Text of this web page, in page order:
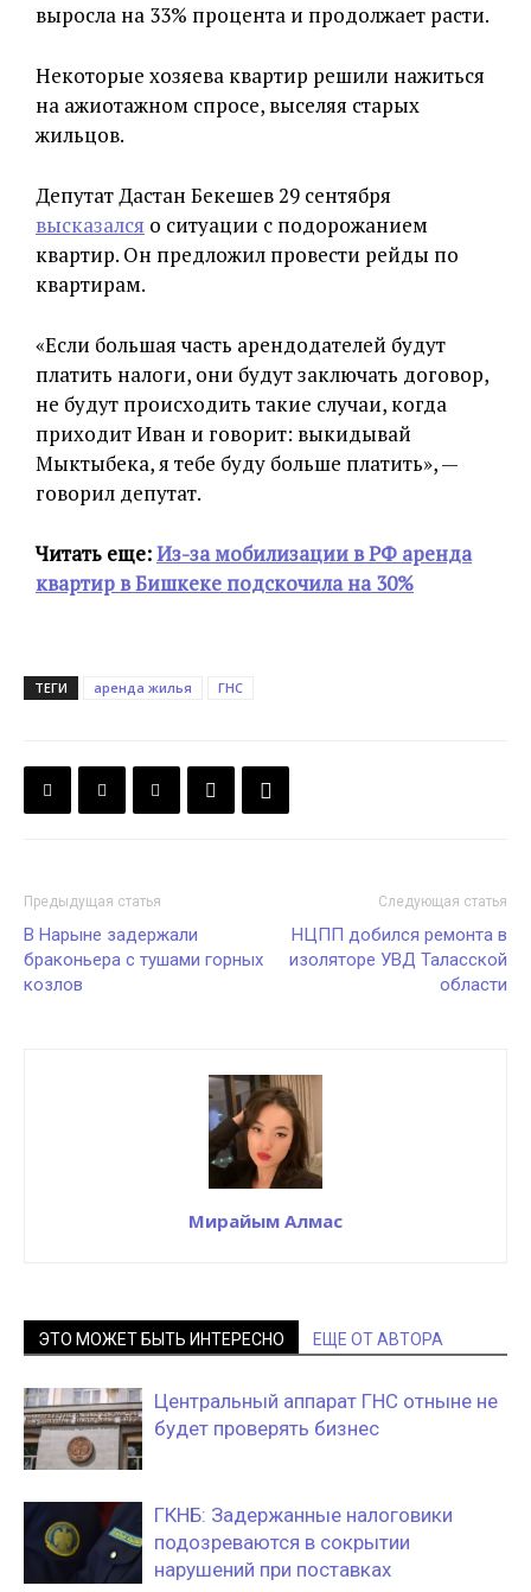
выросла на 33% процента и продолжает расти.
Некоторые хозяева квартир решили нажиться
на ажиотажном спросе, выселяя старых
жильцов.
Депутат Дастан Бекешев 29 сентября
высказался о ситуации с подорожанием
квартир. Он предложил провести рейды по
квартирам.
«Если большая часть арендодателей будут
платить налоги, они будут заключать договор,
не будут происходить такие случаи, когда
приходит Иван и говорит: выкидывай
Мыктыбека, я тебе буду больше платить», —
говорил депутат.
Читать еще:Из-за мобилизации в РФ аренда
квартир в Бишкеке подскочила на 30%
ТЕГИ аренда жилья ГНС
Предыдущая статья
В Нарыне задержали
браконьера с тушами горных
козлов
Следующая статья
НЦПП добился ремонта в
изоляторе УВД Таласской
области
Мирайым Алмас
ЭТО МОЖЕТ БЫТЬ ИНТЕРЕСНО ЕЩЕ ОТ АВТОРА
Центральный аппарат ГНС отныне не
будет проверять бизнес
ГКНБ: Задержанные налоговики
подозреваются в сокрытии
нарушений при поставках